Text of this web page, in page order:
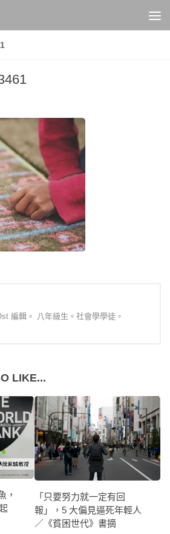
編輯。 八年級生。社會學學徒。
LIKE...
，
「只要努力就一定有回
報」，5 大偏見逼死年輕人
／《貧困世代》書摘